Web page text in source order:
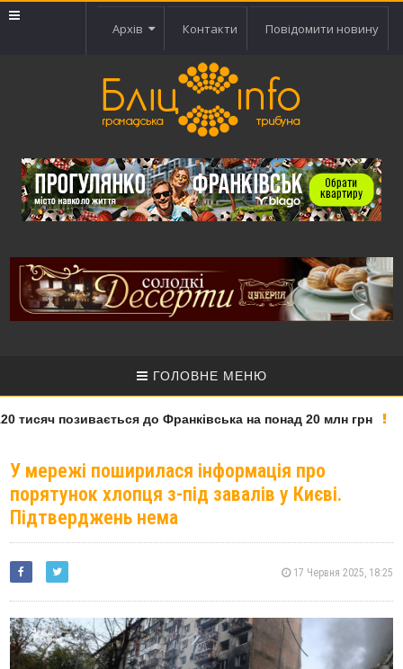
Архів Контакти Повідомити новину
ГОЛОВНЕ МЕНЮ
тисяч позивається до Франківська на понад 20 млн грн
У мережі поширилася інформація про
порятунок хлопця з-під завалів у Києві.
Підтверджень нема
17 Червня 2025, 18:25